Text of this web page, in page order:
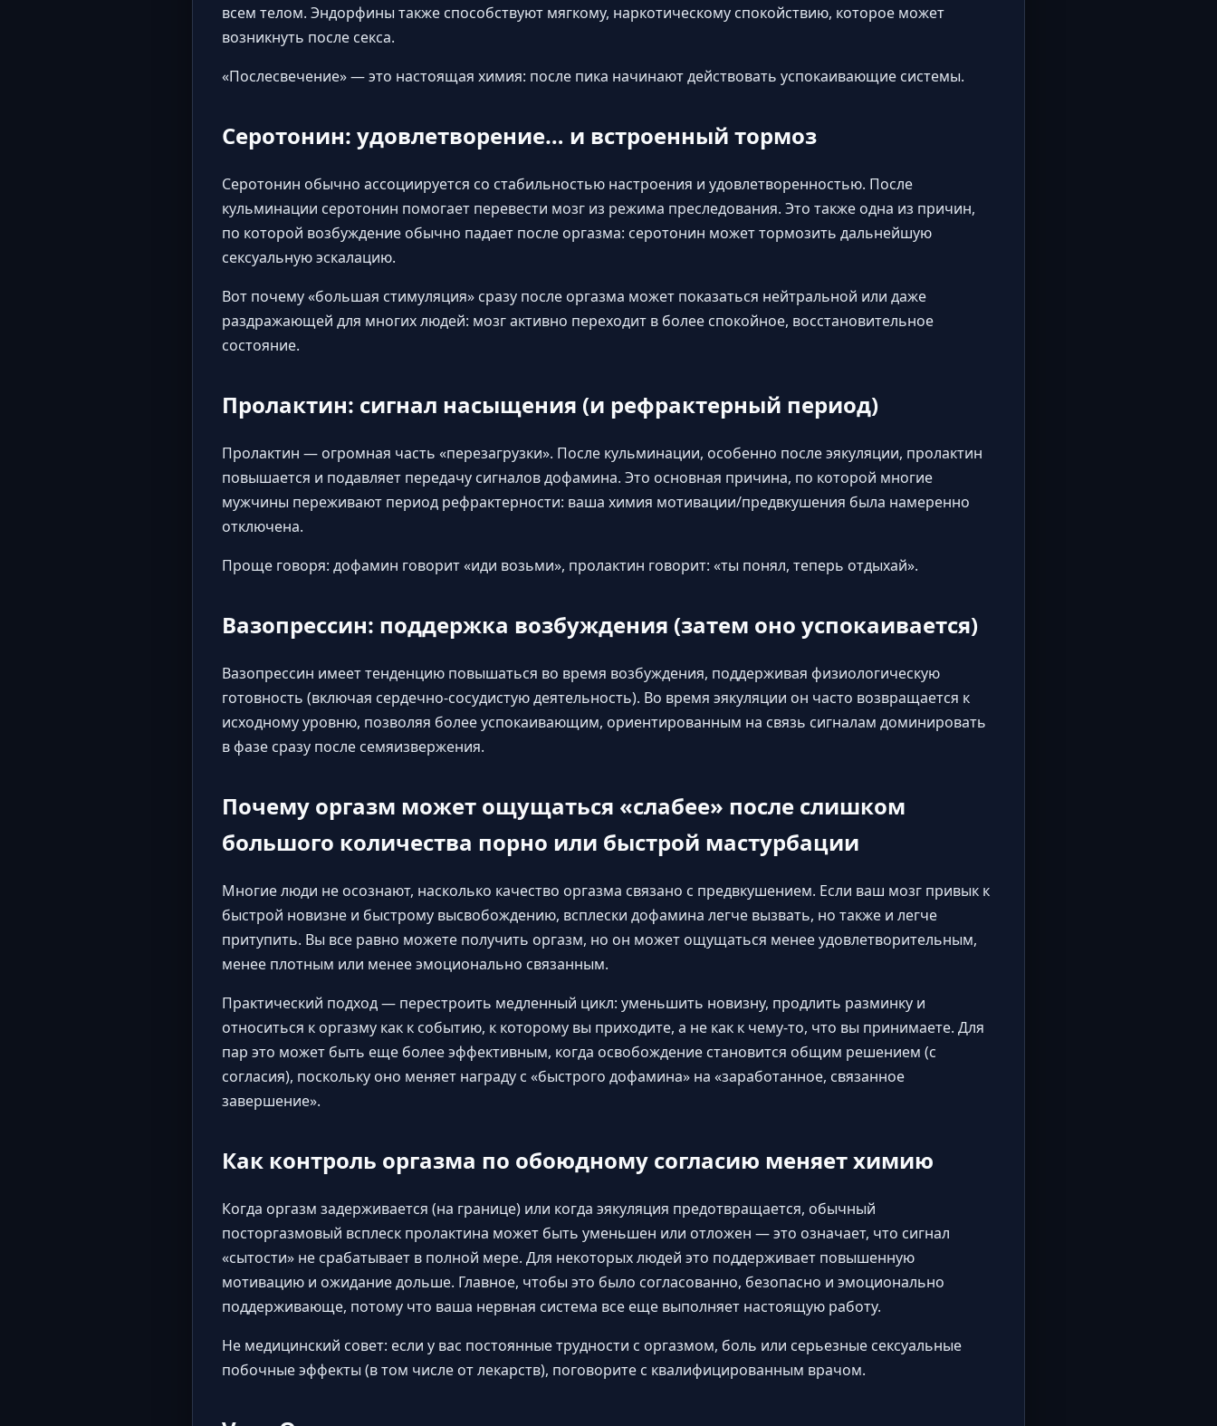
всем телом. Эндорфины также способствуют мягкому, наркотическому спокойствию, которое может
возникнуть после секса.
«Послесвечение» — это настоящая химия: после пика начинают действовать успокаивающие системы.
Серотонин: удовлетворение… и встроенный тормоз
Серотонин обычно ассоциируется со стабильностью настроения и удовлетворенностью. После
кульминации серотонин помогает перевести мозг из режима преследования. Это также одна из причин,
по которой возбуждение обычно падает после оргазма: серотонин может тормозить дальнейшую
сексуальную эскалацию.
Вот почему «большая стимуляция» сразу после оргазма может показаться нейтральной или даже
раздражающей для многих людей: мозг активно переходит в более спокойное, восстановительное
состояние.
Пролактин: сигнал насыщения (и рефрактерный период)
Пролактин — огромная часть «перезагрузки». После кульминации, особенно после эякуляции, пролактин
повышается и подавляет передачу сигналов дофамина. Это основная причина, по которой многие
мужчины переживают период рефрактерности: ваша химия мотивации/предвкушения была намеренно
отключена.
Проще говоря: дофамин говорит «иди возьми», пролактин говорит: «ты понял, теперь отдыхай».
Вазопрессин: поддержка возбуждения (затем оно успокаивается)
Вазопрессин имеет тенденцию повышаться во время возбуждения, поддерживая физиологическую
готовность (включая сердечно-сосудистую деятельность). Во время эякуляции он часто возвращается к
исходному уровню, позволяя более успокаивающим, ориентированным на связь сигналам доминировать
в фазе сразу после семяизвержения.
Почему оргазм может ощущаться «слабее» после слишком
большого количества порно или быстрой мастурбации
Многие люди не осознают, насколько качество оргазма связано с предвкушением. Если ваш мозг привык к
быстрой новизне и быстрому высвобождению, всплески дофамина легче вызвать, но также и легче
притупить. Вы все равно можете получить оргазм, но он может ощущаться менее удовлетворительным,
менее плотным или менее эмоционально связанным.
Практический подход — перестроить медленный цикл: уменьшить новизну, продлить разминку и
относиться к оргазму как к событию, к которому вы приходите, а не как к чему-то, что вы принимаете. Для
пар это может быть еще более эффективным, когда освобождение становится общим решением (с
согласия), поскольку оно меняет награду с «быстрого дофамина» на «заработанное, связанное
завершение».
Как контроль оргазма по обоюдному согласию меняет химию
Когда оргазм задерживается (на границе) или когда эякуляция предотвращается, обычный
посторгазмовый всплеск пролактина может быть уменьшен или отложен — это означает, что сигнал
«сытости» не срабатывает в полной мере. Для некоторых людей это поддерживает повышенную
мотивацию и ожидание дольше. Главное, чтобы это было согласованно, безопасно и эмоционально
поддерживающе, потому что ваша нервная система все еще выполняет настоящую работу.
Не медицинский совет: если у вас постоянные трудности с оргазмом, боль или серьезные сексуальные
побочные эффекты (в том числе от лекарств), поговорите с квалифицированным врачом.